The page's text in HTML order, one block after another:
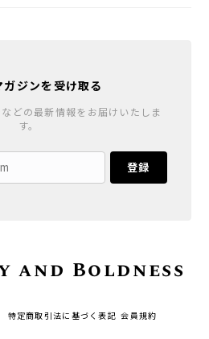
ガジンを受け取る
どの最新情報をお届けいたしま
す。
登録
and Boldness
特定商取引法に基づく表記 会員規約